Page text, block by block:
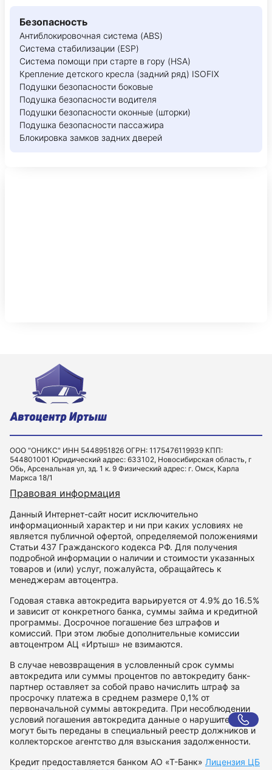
Безопасность
Антиблокировочная система (ABS)
Система стабилизации (ESP)
Система помощи при старте в гору (HSA)
Крепление детского кресла (задний ряд) ISOFIX
Подушки безопасности боковые
Подушка безопасности водителя
Подушки безопасности оконные (шторки)
Подушка безопасности пассажира
Блокировка замков задних дверей
ООО "ОНИКС" ИНН 5448951826 ОГРН: 1175476119939 КПП:
544801001 Юридический адрес: 633102, Новосибирская область, г
Обь, Арсенальная ул, зд. 1 к. 9 Физический адрес: г. Омск, Карла
Маркса 18/1
Правовая информация
Данный Интернет-сайт носит исключительно
информационный характер и ни при каких условиях не
является публичной офертой, определяемой положениями
Статьи 437 Гражданского кодекса РФ. Для получения
подробной информации о наличии и стоимости указанных
товаров и (или) услуг, пожалуйста, обращайтесь к
менеджерам автоцентра.
Годовая ставка автокредита варьируется от 4.9% до 16.5%
и зависит от конкретного банка, суммы займа и кредитной
программы. Досрочное погашение без штрафов и
комиссий. При этом любые дополнительные комиссии
автоцентром АЦ «Иртыш» не взимаются.
В случае невозвращения в условленный срок суммы
автокредита или суммы процентов по автокредиту банк-
партнер оставляет за собой право начислить штраф за
просрочку платежа в среднем размере 0,1% от
первоначальной суммы автокредита. При несоблюдении
условий погашения автокредита данные о нарушителе
могут быть переданы в специальный реестр должников и
коллекторское агентство для взыскания задолженности.
Кредит предоставляется банком АО «Т-Банк» Лицензия ЦБ